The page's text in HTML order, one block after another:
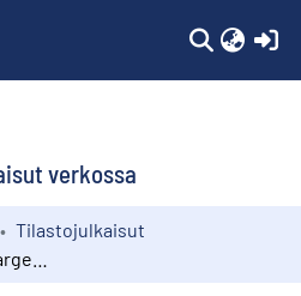
verkossa
Tilastojulkaisut